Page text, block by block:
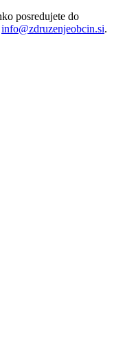
posredujete do
info@zdruzenjeobcin.si.